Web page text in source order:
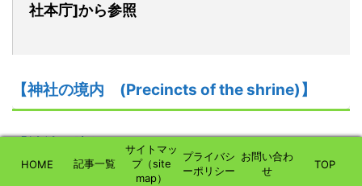
社本庁]から参照
【神社の境内 (Precincts of the shrine)】
境外 (Outside the shrine
grounds)】
HOME 記事一覧
サイトマッ
プ（site
map）
プライバシ
ーポリシー
お問い合わ
せ
TOP